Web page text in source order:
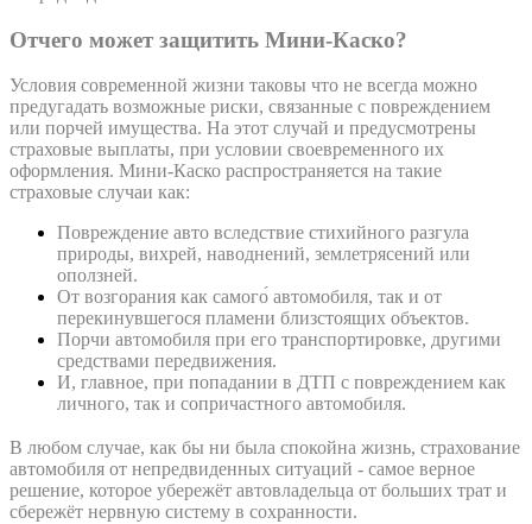
Отчего может защитить Мини-Каско?
Условия современной жизни таковы что не всегда можно
предугадать возможные риски, связанные с повреждением
или порчей имущества. На этот случай и предусмотрены
страховые выплаты, при условии своевременного их
оформления. Мини-Каско распространяется на такие
страховые случаи как:
Повреждение авто вследствие стихийного разгула
природы, вихрей, наводнений, землетрясений или
оползней.
От возгорания как самого́ автомобиля, так и от
перекинувшегося пламени близстоящих объектов.
Порчи автомобиля при его транспортировке, другими
средствами передвижения.
И, главное, при попадании в ДТП с повреждением как
личного, так и сопричастного автомобиля.
В любом случае, как бы ни была спокойна жизнь, страхование
автомобиля от непредвиденных ситуаций - самое верное
решение, которое убережёт автовладельца от больших трат и
сбережёт нервную систему в сохранности.